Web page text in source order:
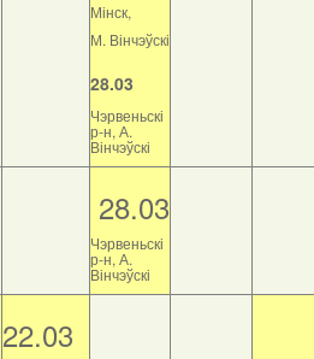
Мінск,
М. Вінчэўскі
28.03
Чэрвеньскі
р-н, А.
Вінчэўскі
28.03
Чэрвеньскі
р-н, А.
Вінчэўскі
22.03